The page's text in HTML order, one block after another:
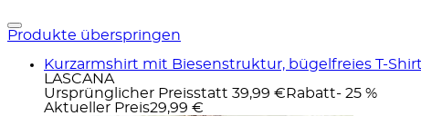
Produkte überspringen
Kurzarmshirt mit Biesenstruktur, bügelfreies T-
LASCANA
Ursprünglicher Preisstatt 39,99 € Rabatt- 25 %
Aktueller Preis29,99 €